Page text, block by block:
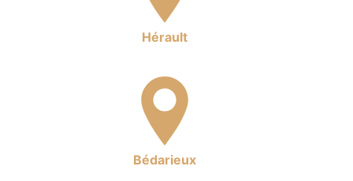
Hérault
Bédarieux